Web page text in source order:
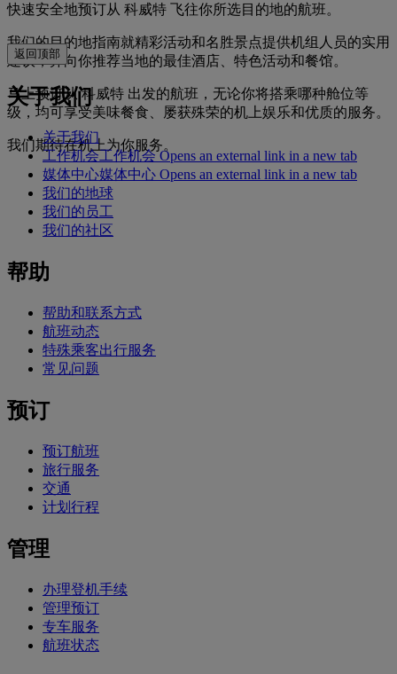
快速安全地预订从 科威特 飞往你所选目的地的航班。
我们的目的地指南就精彩活动和名胜景点提供机组人员的实用
建议，并向你推荐当地的最佳酒店、特色活动和餐馆。
马上预订从 科威特 出发的航班，无论你将搭乘哪种舱位等
级，均可享受美味餐食、屡获殊荣的机上娱乐和优质的服务。
我们期待在机上为你服务。
返回顶部
关于我们
关于我们
工作机会工作机会 Opens an external link in a new tab
媒体中心媒体中心 Opens an external link in a new tab
我们的地球
我们的员工
我们的社区
帮助
帮助和联系方式
航班动态
特殊乘客出行服务
常见问题
预订
预订航班
旅行服务
交通
计划行程
管理
办理登机手续
管理预订
专车服务
航班状态